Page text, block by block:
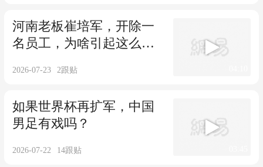
河南老板崔培军，开除一
名员工，为啥引起这么大
2026-07-23 2跟贴
如果世界杯再扩军，中国
男足有戏吗？
2026-07-22 14跟贴